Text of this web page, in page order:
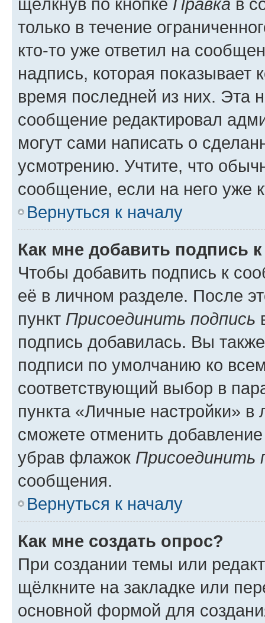
только в течение
кто-то уже ответил на
надпись, которая показывает
время последней из них. Эта
сообщение редактировал
могут сами написать о
усмотрению. Учтите, что
сообщение, если на него уже
Вернуться к началу
Как мне добавить подпись
Чтобы добавить подпись к
её в личном разделе. После
пункт Присоединить подпись
подпись добавилась. Вы
подписи по умолчанию ко
соответствующий выбор в
пункта «Личные настройки»
сможете отменить
убрав флажок Присоединить
сообщения.
Вернуться к началу
Как мне создать опрос?
При создании темы или
щёлкните на закладке или
основной формой для